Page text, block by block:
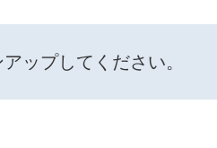
ップしてください。